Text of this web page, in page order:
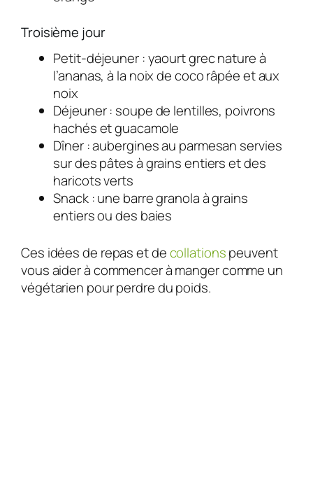
Troisième jour
Petit-déjeuner : yaourt grec nature à
l’ananas, à la noix de coco râpée et aux
noix
Déjeuner : soupe de lentilles, poivrons
hachés et guacamole
Dîner : aubergines au parmesan servies
sur des pâtes à grains entiers et des
haricots verts
Snack : une barre granola à grains
entiers ou des baies
Ces idées de repas et decollationspeuvent
vous aider à commencer à manger comme un
végétarien pour perdre du poids.